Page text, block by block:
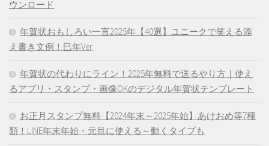
ウンロード
年賀状おもしろい一言2025年【40選】ユニークで笑える添
え書き文例！巳年Ver
年賀状の代わりにライン！2025年無料で送るやり方｜使え
るアプリ・スタンプ・画像OKのデジタル年賀状テンプレート
お正月スタンプ無料【2024年末～2025年始】あけおめ等7種
類！LINE年末年始・元旦に使える～動くタイプも